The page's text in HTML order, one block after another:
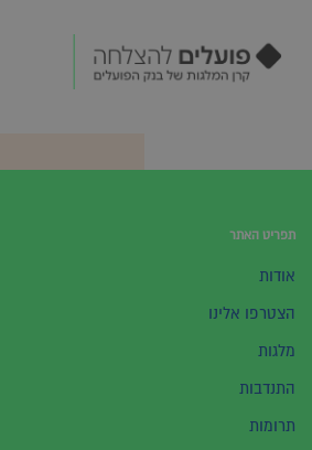
תפריט האתר
אודות
הצטרפו אלינו
מלגות
התנדבות
תרומות